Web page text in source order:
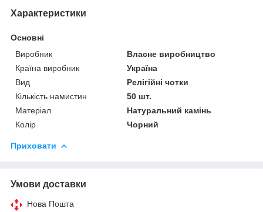
Характеристики
Основні
Виробник
Власне виробництво
Країна виробник
Україна
Вид
Релігійні чотки
Кількість намистин
50 шт.
Матеріал
Натуральний камінь
Колір
Чорний
Приховати
Умови доставки
Нова Пошта